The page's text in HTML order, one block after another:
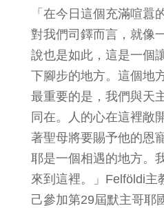
「在今日這個充滿喧囂
對我們司鐸而言，就像
說也是如此，這是一個
下腳步的地方。這個地
最重要的是，我們與天
同在。人的心在這裡敞
著聖母將要賜予他的恩
耶是一個相遇的地方。
來到這裡。」Felföldi主
己參加第29屆默主哥耶